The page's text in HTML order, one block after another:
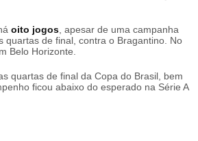
oito jogos , apesar de uma campanha
quartas de final, contra o Bragantino. No
Belo Horizonte.
quartas de final da Copa do Brasil, bem
ficou abaixo do esperado na Série A